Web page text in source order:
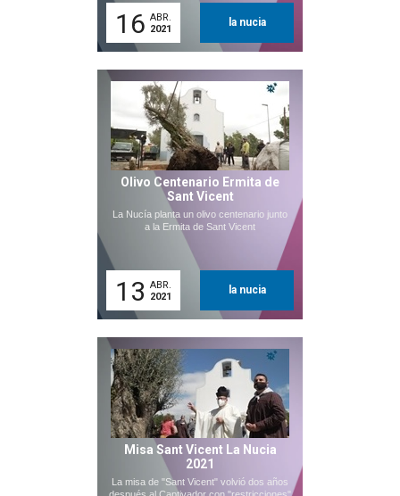
16 ABR.
2021
la nucia
Olivo Centenario Ermita de
Sant Vicent
La Nucía planta un olivo centenario junto
a la Ermita de Sant Vicent
13 ABR.
2021
la nucia
Misa Sant Vicent La Nucia
2021
La misa de "Sant Vicent" volvió dos años